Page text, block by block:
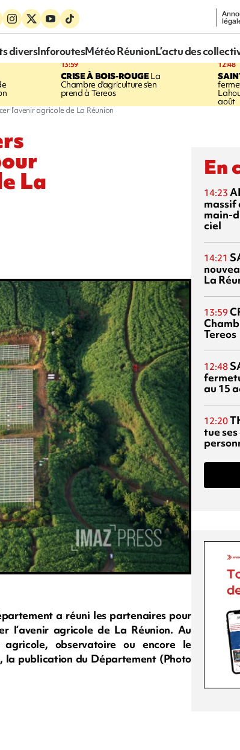
diversInforoutesMétéo RéunionL’actu des
13:59
CRISE À BOIS-ROUGELa
Chambre d'agriculture s'en
prend à Tereos
12:48
août
l’avenir agricole de La Réunion
La
a réuni les partenaires pour
l’avenir agricole de La Réunion. Au
observatoire ou encore le
la publication du Département (Photo
En
14:23
massif
main-
ciel
14:21
La
13:59
Tereos
12:48
au 15
12:20
tue